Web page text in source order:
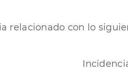
relacionado con lo